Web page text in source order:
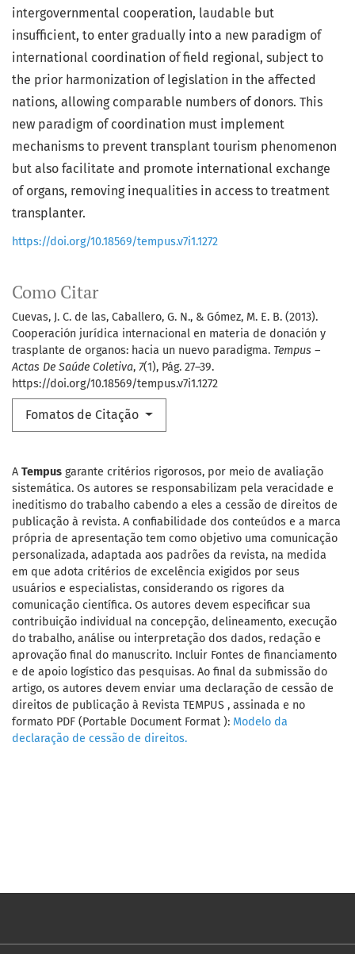
Como Citar
Cuevas, J. C. de las, Caballero, G. N., & Gómez, M. E. B. (2013).
Cooperación jurídica internacional en materia de donación y
trasplante de organos: hacia un nuevo paradigma. Tempus –
Actas De Saúde Coletiva, 7(1), Pág. 27–39.
https://doi.org/10.18569/tempus.v7i1.1272
Fomatos de Citação
intergovernmental cooperation, laudable but
insufficient, to enter gradually into a new paradigm of
international coordination of field regional, subject to
the prior harmonization of legislation in the affected
nations, allowing comparable numbers of donors. This
new paradigm of coordination must implement
mechanisms to prevent transplant tourism phenomenon
but also facilitate and promote international exchange
of organs, removing inequalities in access to treatment
transplanter.
https://doi.org/10.18569/tempus.v7i1.1272
A Tempus garante critérios rigorosos, por meio de avaliação
sistemática. Os autores se responsabilizam pela veracidade e
ineditismo do trabalho cabendo a eles a cessão de direitos de
publicação à revista. A confiabilidade dos conteúdos e a marca
própria de apresentação tem como objetivo uma comunicação
personalizada, adaptada aos padrões da revista, na medida
em que adota critérios de excelência exigidos por seus
usuários e especialistas, considerando os rigores da
comunicação científica. Os autores devem especificar sua
contribuição individual na concepção, delineamento, execução
do trabalho, análise ou interpretação dos dados, redação e
aprovação final do manuscrito. Incluir Fontes de financiamento
e de apoio logístico das pesquisas. Ao final da submissão do
artigo, os autores devem enviar uma declaração de cessão de
direitos de publicação à Revista TEMPUS , assinada e no
formato PDF (Portable Document Format ): Modelo da
declaração de cessão de direitos.